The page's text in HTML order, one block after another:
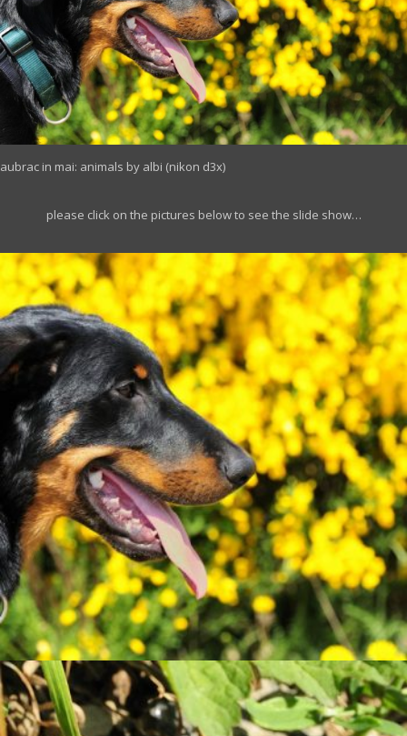
aubrac in mai: animals by albi (nikon d3x)
please click on the pictures below to see the slide show…